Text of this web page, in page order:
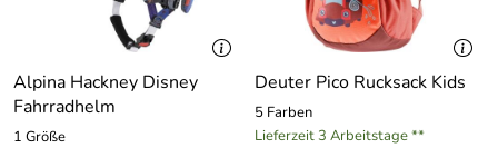
unterstreicht den funktionalen Aufbau.
Hersteller: Micro Mobility GmbH, Fuhrmannstr. 7, 72351
Geislingen-Binsdorf, info@micro-mobility.de
Alpina Hackney Disney
Fahrradhelm
1 Größe
Deuter Pico Rucksack Kids
5 Farben
Lieferzeit 3 Arbeitstage **